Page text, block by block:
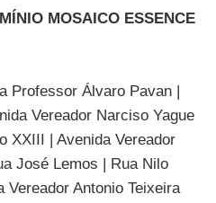
MOSAICO ESSENCE
Professor Álvaro Pavan |
Vereador Narciso Yague
XXIII | Avenida Vereador
José Lemos | Rua Nilo
Vereador Antonio Teixeira